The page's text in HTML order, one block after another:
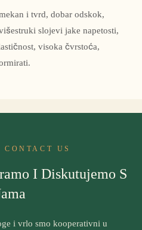
i tvrd, dobar odskok,
slojevi jake napetosti,
visoka čvrstoća,
CONTACT US
I Diskutujemo S
i vrlo smo kooperativni u